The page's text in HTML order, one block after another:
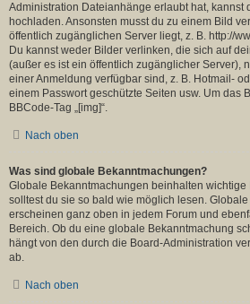
Administration Dateianhänge erlaubt hat, kannst
hochladen. Ansonsten musst du zu einem Bild
öffentlich zugänglichen Server liegt, z. B. http://
Du kannst weder Bilder verlinken, die sich auf
(außer es ist ein öffentlich zugänglicher Server),
einer Anmeldung verfügbar sind, z. B. Hotmail-
einem Passwort geschützte Seiten usw. Um das
BBCode-Tag „[img]“.
Nach oben
Was sind globale Bekanntmachungen?
Globale Bekanntmachungen beinhalten
solltest du sie so bald wie möglich lesen.
erscheinen ganz oben in jedem Forum und
Bereich. Ob du eine globale Bekanntmachung
hängt von den durch die Board-Administration
ab.
Nach oben